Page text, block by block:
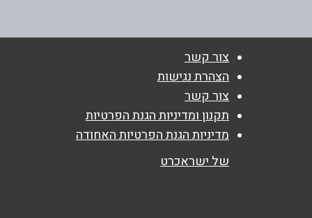
צור קשר
הצהרת נגישות
צור קשר
תקנון ומדיניות הגנת הפרטיות
מדיניות הגנת הפרטיות האחודה
של ישראכרט